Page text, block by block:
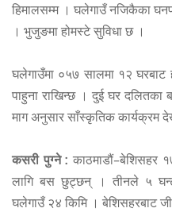
हिमालसम्म । घलेगाउँ नजिकैका
। भुजुङमा होमस्टे सुविधा छ ।
घलेगाउँमा ०५७ सालमा १२ घरबाट
पाहुना राखिन्छ । दुई घर
माग अनुसार साँस्कृतिक कार्यक्रम
कसरी पुग्ने : काठमाडौं–बेशिसहर
लागि बस छुट्छन् । तीनले ५
घलेगाउँ २४ किमि । बेशिसहरबाट